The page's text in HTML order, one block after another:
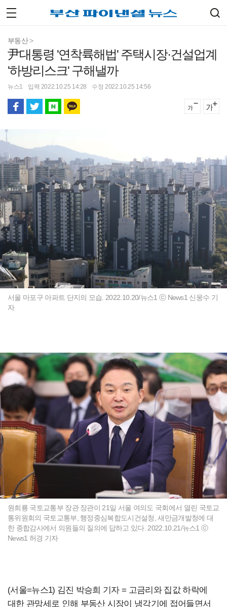
부동산>
尹대통령 '연착륙해법' 주택시장·건설업계
'하방리스크' 구해낼까
뉴스1 입력 2022.10.25 14:28 수정 2022.10.25 14:56
서울 마포구 아파트 단지의 모습. 2022.10.20/뉴스1 ⓒ News1 신웅수 기
자
원희룡 국토교통부 장관 장관이 21일 서울 여의도 국회에서 열린 국토교
통위원회의 국토교통부, 행정중심복합도시건설청, 새만금개발청에 대
한 종합감사에서 의원들의 질의에 답하고 있다. 2022.10.21/뉴스1 ⓒ
News1 허경 기자
(서울=뉴스1) 김진 박승희 기자 = 고금리와 집값 하락에
대한 관망세로 인해 부동산 시장이 냉각기에 접어들면서